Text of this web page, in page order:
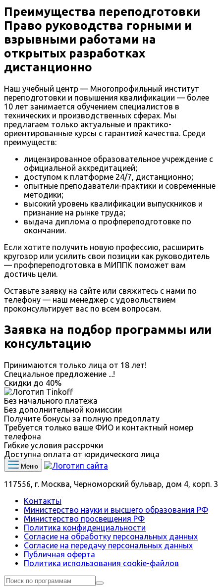
Преимущества переподготовки
Право руководства горными и
взрывными работами на
открытых разработках
дистанционно
Наш учебный центр — Многопрофильный институт
переподготовки и повышения квалификации — более
10 лет занимается обучением специалистов в
технических и производственных сферах. Мы
предлагаем только актуальные и практико-
ориентированные курсы с гарантией качества. Среди
преимуществ:
лицензированное образовательное учреждение с
официальной аккредитацией;
доступом к платформе 24/7, дистанционно;
опытные преподаватели-практики и современные
методики;
высокий уровень квалификации выпускников и
признание на рынке труда;
выдача диплома о профпереподготовке по
окончании.
Если хотите получить новую профессию, расширить
кругозор или усилить свои позиции как руководитель
— профпереподготовка в МИППК поможет вам
достичь цели.
Оставьте заявку на сайте или свяжитесь с нами по
телефону — наш менеджер с удовольствием
проконсультирует вас по всем вопросам.
Заявка на подбор программы или
консультацию
Принимаются только лица от 18 лет!
Специальное предложение
!
Скидки до 40%
Без начального платежа
Без дополнительной комиссии
Получите бонусы за полную предоплату
Требуется только ваше ФИО и контактный номер
телефона
Гибкие условия рассрочки
Доступна оплата от юридического лица
Меню
117556, г. Москва, Черноморский бульвар, дом 4, корп. 3
Контакты
Министерство науки и высшего образования РФ
Министерство просвещения РФ
Политика конфиденциальности
Согласие на обработку персональных данных
Согласие на передачу персональных данных
Публичная оферта
Политика использования сookie-файлов